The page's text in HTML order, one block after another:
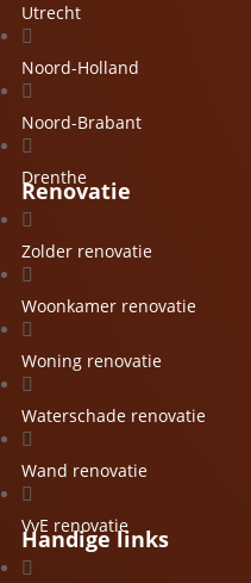
Utrecht

Noord-Holland

Noord-Brabant

Drenthe
Renovatie

Zolder renovatie

Woonkamer renovatie

Woning renovatie

Waterschade renovatie

Wand renovatie

VvE renovatie
Handige links
